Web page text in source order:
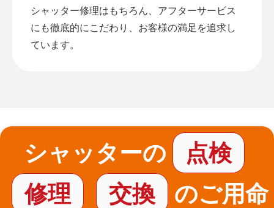
シャッター修理はもちろん、アフターサービス
にも徹底的にこだわり、お客様の満足を追求し
ています。
シャッターの
点検
修理
交換
のご用命